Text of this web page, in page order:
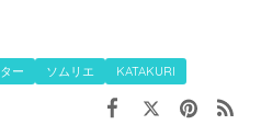
ー ソムリエ KATAKURI